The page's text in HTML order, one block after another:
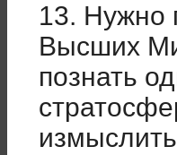
13. Нужно
Высших
познать